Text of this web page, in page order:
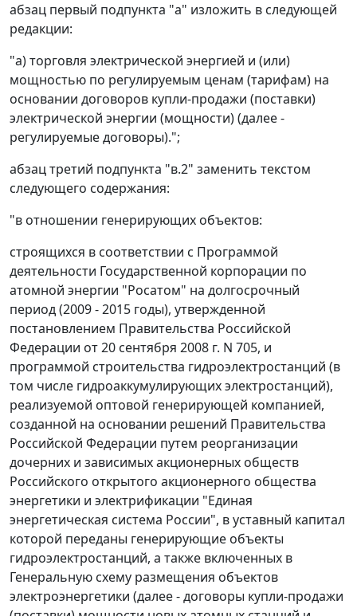
абзац первый подпункта "а" изложить в следующей
редакции:
"а) торговля электрической энергией и (или)
мощностью по регулируемым ценам (тарифам) на
основании договоров купли-продажи (поставки)
электрической энергии (мощности) (далее -
регулируемые договоры).";
абзац третий подпункта "в.2" заменить текстом
следующего содержания:
"в отношении генерирующих объектов:
строящихся в соответствии с Программой
деятельности Государственной корпорации по
атомной энергии "Росатом" на долгосрочный
период (2009 - 2015 годы), утвержденной
постановлением Правительства Российской
Федерации от 20 сентября 2008 г. N 705, и
программой строительства гидроэлектростанций (в
том числе гидроаккумулирующих электростанций),
реализуемой оптовой генерирующей компанией,
созданной на основании решений Правительства
Российской Федерации путем реорганизации
дочерних и зависимых акционерных обществ
Российского открытого акционерного общества
энергетики и электрификации "Единая
энергетическая система России", в уставный капитал
которой переданы генерирующие объекты
гидроэлектростанций, а также включенных в
Генеральную схему размещения объектов
электроэнергетики (далее - договоры купли-продажи